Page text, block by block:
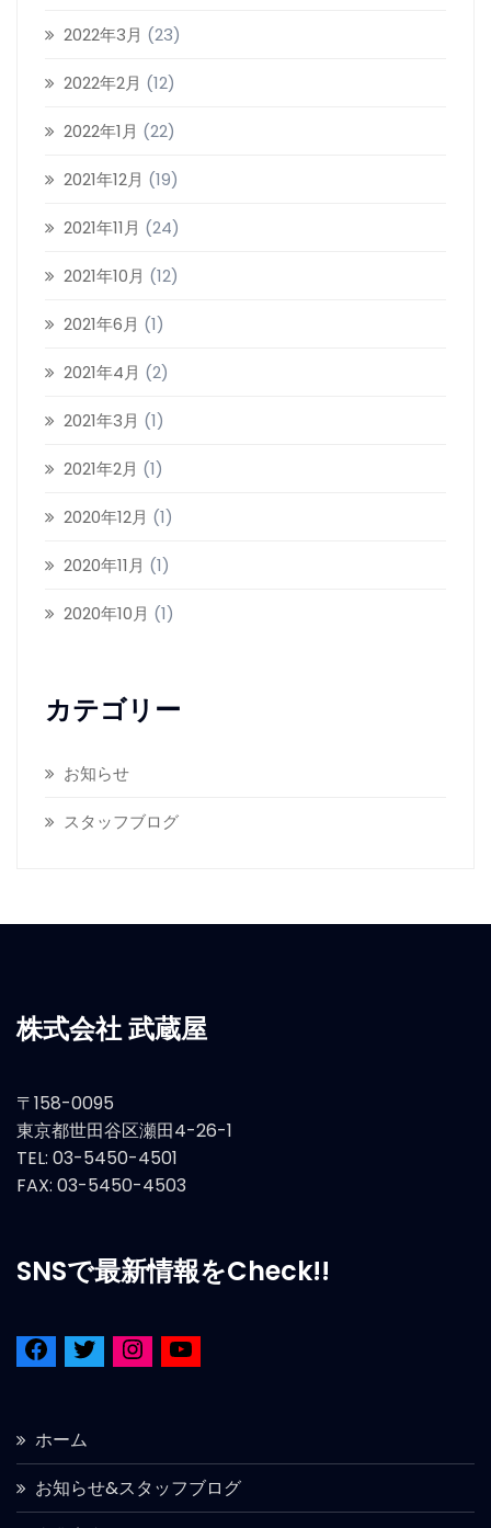
2022年3月 (23)
2022年2月 (12)
2022年1月 (22)
2021年12月 (19)
2021年11月 (24)
2021年10月 (12)
2021年6月 (1)
2021年4月 (2)
2021年3月 (1)
2021年2月 (1)
2020年12月 (1)
2020年11月 (1)
2020年10月 (1)
カテゴリー
お知らせ
スタッフブログ
株式会社 武蔵屋
〒158-0095
東京都世田谷区瀬田4-26-1
TEL: 03-5450-4501
FAX: 03-5450-4503
SNSで最新情報をCheck!!
ホーム
お知らせ&スタッフブログ